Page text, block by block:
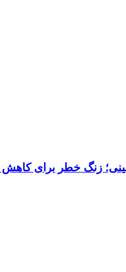
زنگ خطر برای